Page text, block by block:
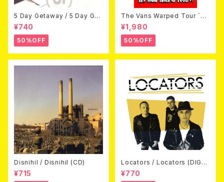
5 Day Getaway / 5 Day Get
away (CDEP)
¥740
50%OFF
The Vans Warped Tour `04
Beyond Warped (国内盤DV
D)
¥1,980
50%OFF
Disnihil / Disnihil (CD)
¥715
Locators / Locators (DIGPA
CK CD)
¥770